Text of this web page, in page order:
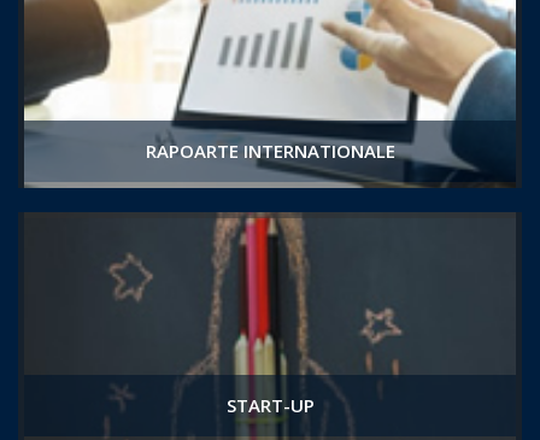
RAPOARTE INTERNATIONALE
START-UP